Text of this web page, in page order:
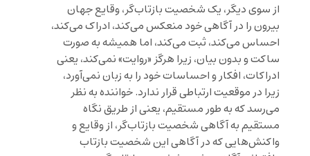
از سوی دیگر، یک شخصیت بازتاب‌گر، وقایع جهان
بیرون را در آگاهی خود منعکس می‌کند، ادراک می‌کند،
احساس می‌کند، ثبت می‌کند، اما همیشه به صورت
ساکت و بدون بیان، زیرا هرگز «روایت» نمی‌کند، یعنی
ادراکات، افکار و احساسات خود را به زبان نمی‌آورد،
زیرا در موقعیت ارتباطی قرار ندارد. خواننده به نظر
می‌رسد که به طور مستقیم، یعنی از طریق نگاه
مستقیم به آگاهی شخصیت بازتاب‌گر، از وقایع و
واکنش‌هایی که در آگاهی این شخصیت بازتاب